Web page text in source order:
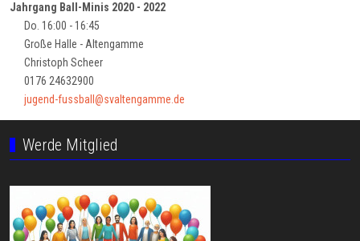
Jahrgang Ball-Minis 2020 - 2022
Do. 16:00 - 16:45
Große Halle - Altengamme
Christoph Scheer
0176 24632900
jugend-fussball@svaltengamme.de
Werde Mitglied